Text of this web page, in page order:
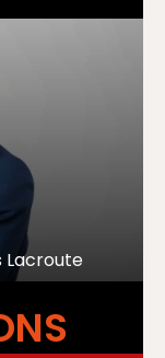
Lacroute